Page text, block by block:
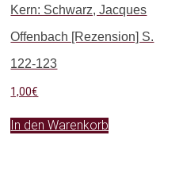
Kern: Schwarz, Jacques
Offenbach [Rezension] S.
122-123
1,00€
In den Warenkorb